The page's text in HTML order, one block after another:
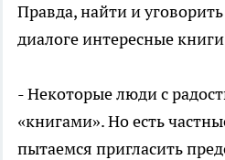
Правда, найти и уговорить
диалоге интересные книги
- Некоторые люди с
«книгами». Но есть
пытаемся пригласить